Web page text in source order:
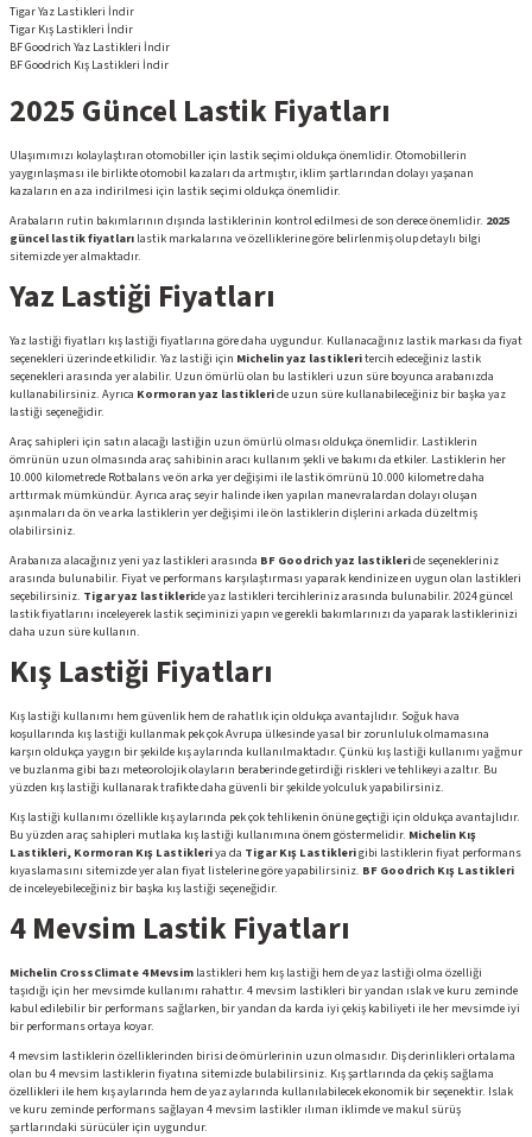
Tigar Yaz Lastikleri İndir
Tigar Kış Lastikleri İndir
BF Goodrich Yaz Lastikleri İndir
BF Goodrich Kış Lastikleri İndir
2025 Güncel Lastik Fiyatları
Ulaşımımızı kolaylaştıran otomobiller için lastik seçimi oldukça önemlidir. Otomobillerin
yaygınlaşması ile birlikte otomobil kazaları da artmıştır, iklim şartlarından dolayı yaşanan
kazaların en aza indirilmesi için lastik seçimi oldukça önemlidir.
Arabaların rutin bakımlarının dışında lastiklerinin kontrol edilmesi de son derece önemlidir. 2025
güncel lastik fiyatları lastik markalarına ve özelliklerine göre belirlenmiş olup detaylı bilgi
sitemizde yer almaktadır.
Yaz Lastiği Fiyatları
Yaz lastiği fiyatları kış lastiği fiyatlarına göre daha uygundur. Kullanacağınız lastik markası da fiyat
seçenekleri üzerinde etkilidir. Yaz lastiği için Michelin yaz lastikleritercih edeceğiniz lastik
seçenekleri arasında yer alabilir. Uzun ömürlü olan bu lastikleri uzun süre boyunca arabanızda
kullanabilirsiniz. Ayrıca Kormoran yaz lastikleride uzun süre kullanabileceğiniz bir başka yaz
lastiği seçeneğidir.
Araç sahipleri için satın alacağı lastiğin uzun ömürlü olması oldukça önemlidir. Lastiklerin
ömrünün uzun olmasında araç sahibinin aracı kullanım şekli ve bakımı da etkiler. Lastiklerin her
10.000 kilometrede Rotbalans ve ön arka yer değişimi ile lastik ömrünü 10.000 kilometre daha
arttırmak mümkündür. Ayrıca araç seyir halinde iken yapılan manevralardan dolayı oluşan
aşınmaları da ön ve arka lastiklerin yer değişimi ile ön lastiklerin dişlerini arkada düzeltmiş
olabilirsiniz.
Arabanıza alacağınız yeni yaz lastikleri arasında BF Goodrich yaz lastikleride seçenekleriniz
arasında bulunabilir. Fiyat ve performans karşılaştırması yaparak kendinize en uygun olan lastikleri
seçebilirsiniz. Tigar yaz lastikleride yaz lastikleri tercihleriniz arasında bulunabilir. 2024 güncel
lastik fiyatlarını inceleyerek lastik seçiminizi yapın ve gerekli bakımlarınızı da yaparak lastiklerinizi
daha uzun süre kullanın.
Kış Lastiği Fiyatları
Kış lastiği kullanımı hem güvenlik hem de rahatlık için oldukça avantajlıdır. Soğuk hava
koşullarında kış lastiği kullanmak pek çok Avrupa ülkesinde yasal bir zorunluluk olmamasına
karşın oldukça yaygın bir şekilde kış aylarında kullanılmaktadır. Çünkü kış lastiği kullanımı yağmur
ve buzlanma gibi bazı meteorolojik olayların beraberinde getirdiği riskleri ve tehlikeyi azaltır. Bu
yüzden kış lastiği kullanarak trafikte daha güvenli bir şekilde yolculuk yapabilirsiniz.
Kış lastiği kullanımı özellikle kış aylarında pek çok tehlikenin önüne geçtiği için oldukça avantajlıdır.
Bu yüzden araç sahipleri mutlaka kış lastiği kullanımına önem göstermelidir. Michelin Kış
Lastikleri, Kormoran Kış Lastikleriya da Tigar Kış Lastiklerigibi lastiklerin fiyat performans
kıyaslamasını sitemizde yer alan fiyat listelerine göre yapabilirsiniz. BF Goodrich Kış Lastikleri
de inceleyebileceğiniz bir başka kış lastiği seçeneğidir.
4 Mevsim Lastik Fiyatları
Michelin CrossClimate 4 Mevsim lastikleri hem kış lastiği hem de yaz lastiği olma özelliği
taşıdığı için her mevsimde kullanımı rahattır. 4 mevsim lastikleri bir yandan ıslak ve kuru zeminde
kabul edilebilir bir performans sağlarken, bir yandan da karda iyi çekiş kabiliyeti ile her mevsimde iyi
bir performans ortaya koyar.
4 mevsim lastiklerin özelliklerinden birisi de ömürlerinin uzun olmasıdır. Diş derinlikleri ortalama
olan bu 4 mevsim lastiklerin fiyatına sitemizde bulabilirsiniz. Kış şartlarında da çekiş sağlama
özellikleri ile hem kış aylarında hem de yaz aylarında kullanılabilecek ekonomik bir seçenektir. Islak
ve kuru zeminde performans sağlayan 4 mevsim lastikler ılıman iklimde ve makul sürüş
şartlarındaki sürücüler için uygundur.